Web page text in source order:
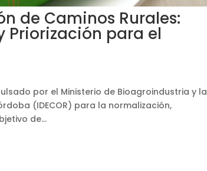
de Caminos Rurales:
Priorización para el
por el Ministerio de Bioagroindustria y la
(IDECOR) para la normalización,
de...